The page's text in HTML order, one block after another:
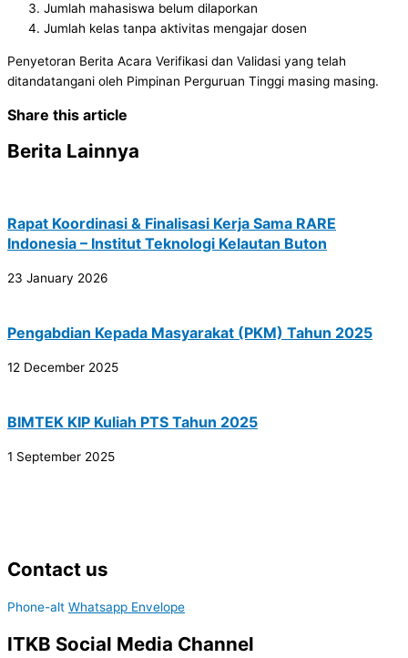
Jumlah mahasiswa belum dilaporkan
Jumlah kelas tanpa aktivitas mengajar dosen
Penyetoran Berita Acara Verifikasi dan Validasi yang telah
ditandatangani oleh Pimpinan Perguruan Tinggi masing masing.
Share this article
Berita Lainnya
Rapat Koordinasi & Finalisasi Kerja Sama RARE
Indonesia – Institut Teknologi Kelautan Buton
23 January 2026
Pengabdian Kepada Masyarakat (PKM) Tahun 2025
12 December 2025
BIMTEK KIP Kuliah PTS Tahun 2025
1 September 2025
Contact us
Phone-alt Whatsapp Envelope
ITKB Social Media Channel